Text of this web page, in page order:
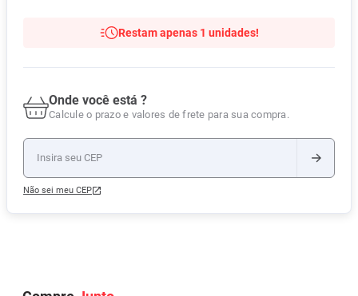
Restam apenas 1 unidades!
Onde você está ?
Calcule o prazo e valores de frete para sua compra.
Não sei meu CEP